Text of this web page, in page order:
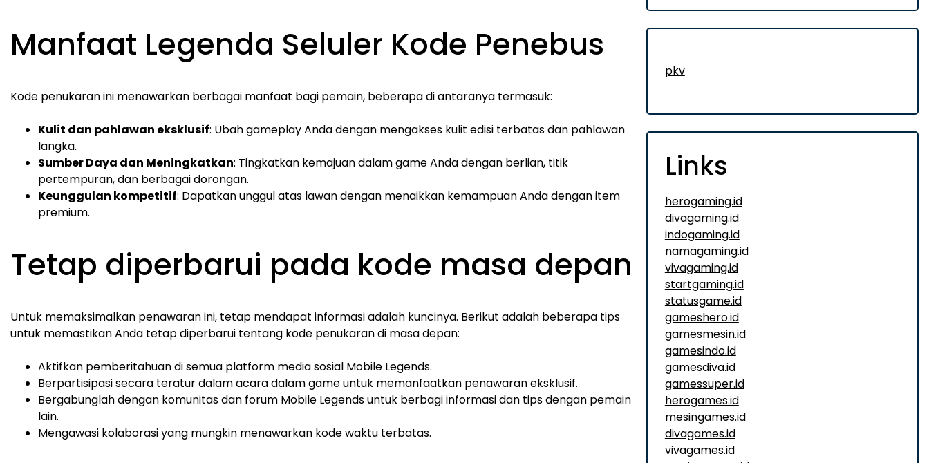
Manfaat Legenda Seluler Kode Penebus
Kode penukaran ini menawarkan berbagai manfaat bagi pemain, beberapa di antaranya termasuk:
Kulit dan pahlawan eksklusif: Ubah gameplay Anda dengan mengakses kulit edisi terbatas dan pahlawan
langka.
Sumber Daya dan Meningkatkan: Tingkatkan kemajuan dalam game Anda dengan berlian, titik
pertempuran, dan berbagai dorongan.
Keunggulan kompetitif: Dapatkan unggul atas lawan dengan menaikkan kemampuan Anda dengan item
premium.
Tetap diperbarui pada kode masa depan
Untuk memaksimalkan penawaran ini, tetap mendapat informasi adalah kuncinya. Berikut adalah beberapa tips
untuk memastikan Anda tetap diperbarui tentang kode penukaran di masa depan:
Aktifkan pemberitahuan di semua platform media sosial Mobile Legends.
Berpartisipasi secara teratur dalam acara dalam game untuk memanfaatkan penawaran eksklusif.
Bergabunglah dengan komunitas dan forum Mobile Legends untuk berbagi informasi dan tips dengan pemain
lain.
Mengawasi kolaborasi yang mungkin menawarkan kode waktu terbatas.
pkv
Links
herogaming.id
divagaming.id
indogaming.id
namagaming.id
vivagaming.id
startgaming.id
statusgame.id
gameshero.id
gamesmesin.id
gamesindo.id
gamesdiva.id
gamessuper.id
herogames.id
mesingames.id
divagames.id
vivagames.id